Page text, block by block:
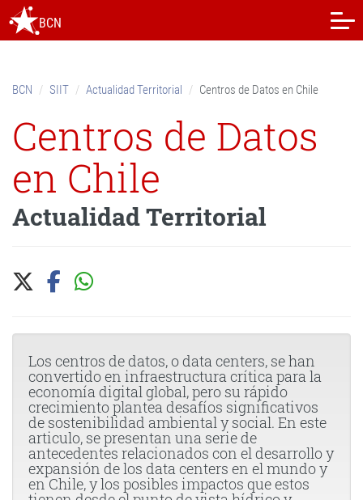
content.
BCN
BCN SIIT Actualidad Territorial Centros de Datos en Chile
Centros de Datos
en Chile
Actualidad Territorial
Los centros de datos, o data centers, se han
convertido en infraestructura crítica para la
economía digital global, pero su rápido
crecimiento plantea desafíos significativos
de sostenibilidad ambiental y social. En este
articulo, se presentan una serie de
antecedentes relacionados con el desarrollo y
expansión de los data centers en el mundo y
en Chile, y los posibles impactos que estos